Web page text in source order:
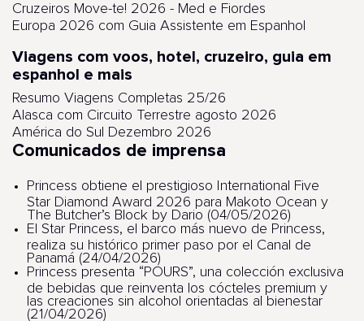
Cruzeiros Move-te! 2026 - Med e Fiordes
Europa 2026 com Guia Assistente em Espanhol
Viagens com voos, hotel, cruzeiro, guia em
espanhol e mais
Resumo Viagens Completas 25/26
Alasca com Circuito Terrestre agosto 2026
América do Sul Dezembro 2026
Comunicados de imprensa
Princess obtiene el prestigioso International Five
Star Diamond Award 2026 para Makoto Ocean y
The Butcher’s Block by Dario (04/05/2026)
El Star Princess, el barco más nuevo de Princess,
realiza su histórico primer paso por el Canal de
Panamá (24/04/2026)
Princess presenta “POURS”, una colección exclusiva
de bebidas que reinventa los cócteles premium y
las creaciones sin alcohol orientadas al bienestar
(21/04/2026)